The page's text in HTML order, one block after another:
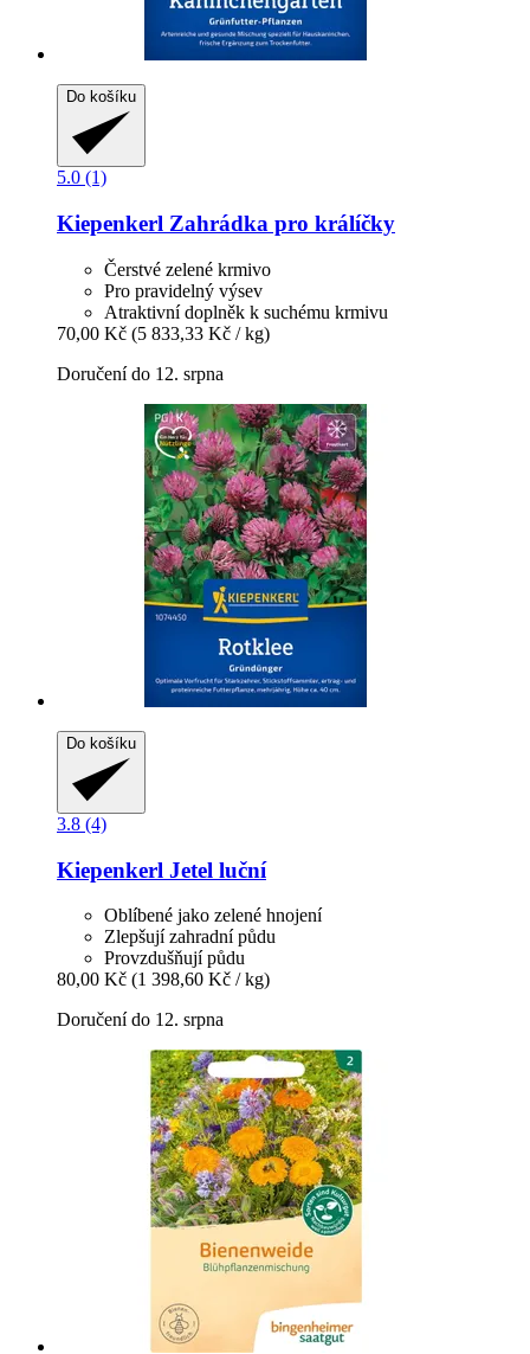
Do košíku
5.0 (1)
Kiepenkerl Zahrádka pro králíčky
Čerstvé zelené krmivo
Pro pravidelný výsev
Atraktivní doplněk k suchému krmivu
70,00 Kč (5 833,33 Kč / kg)
Doručení do 12. srpna
Do košíku
3.8 (4)
Kiepenkerl Jetel luční
Oblíbené jako zelené hnojení
Zlepšují zahradní půdu
Provzdušňují půdu
80,00 Kč (1 398,60 Kč / kg)
Doručení do 12. srpna